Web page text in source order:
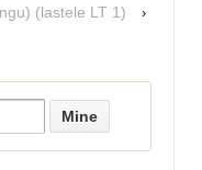
(lastele LT 1)
›